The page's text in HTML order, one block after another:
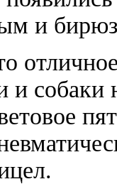
и
собаки